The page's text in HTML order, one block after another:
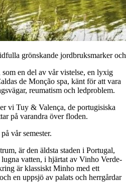
grönskande jordbruksmarker
en del av vår vistelse, en lyxig
de Monção spa, känt för att vara
reumatism och ledproblem.
vi Tuy & Valença, de portugisiska
på varandra över floden.
vår semester.
är den äldsta staden i Portugal,
vatten, i hjärtat av Vinho Verde-
är klassiskt Minho med ett
en uppsjö av palats och herrgårdar